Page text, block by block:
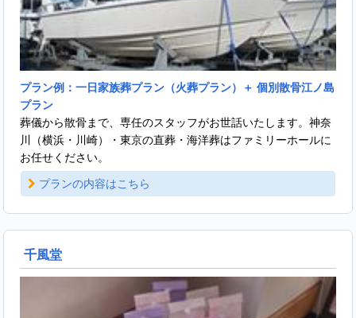
プラン例：一日家族葬プラン（火葬プラン）＋ 個別散骨江ノ島
プラン
葬儀から散骨まで、専任のスタッフがお世話いたします。神奈
川（横浜・川崎）・東京の直葬・海洋葬はファミリーホールに
お任せください。
プランの内容はこちら
千風堂